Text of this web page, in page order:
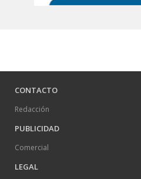
CONTACTO
Redacción
PUBLICIDAD
Comercial
LEGAL